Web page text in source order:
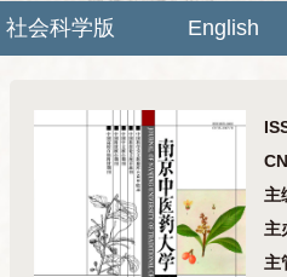
社会科学版 English
主
主
主